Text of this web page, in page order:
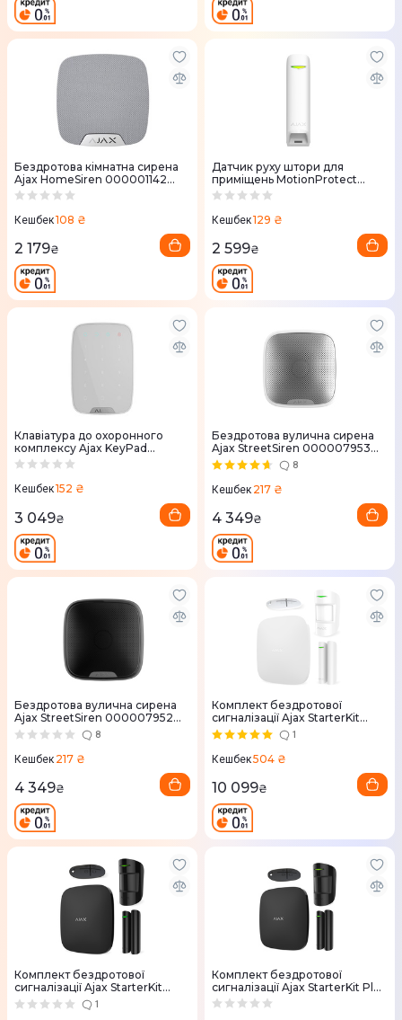
Бездротова кімнатна сирена
Ajax HomeSiren 000001142
(White)
Кешбек108 ₴
2 179₴
Датчик руху штори для
приміщень MotionProtect
Curtain (White)
Кешбек129 ₴
2 599₴
Клавіатура до охоронного
комплексу Ajax KeyPad
000005652 (White)
Кешбек152 ₴
3 049₴
Бездротова вулична сирена
Ajax StreetSiren 000007953
(White)
8
Кешбек 217 ₴
4 349₴
Бездротова вулична сирена
Ajax StreetSiren 000007952
(Black)
8
Кешбек 217 ₴
4 349₴
Комплект бездротової
сигналізації Ajax StarterKit
000001144 (White)
1
Кешбек504 ₴
10 099₴
Комплект бездротової
сигналізації Ajax StarterKit
000001143 (Black)
1
Комплект бездротової
сигналізації Ajax StarterKit Plus
(Black) 000012254